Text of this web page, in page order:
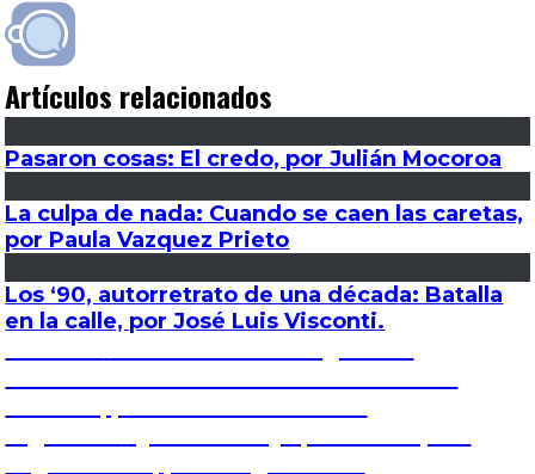
Artículos relacionados
Pasaron cosas: El credo, por Julián Mocoroa
La culpa de nada: Cuando se caen las caretas,
por Paula Vazquez Prieto
Los ‘90, autorretrato de una década: Batalla
en la calle, por José Luis Visconti.
Navegación
de
entradas